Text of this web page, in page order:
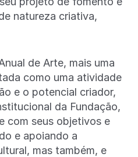
natureza criativa,
de Arte, mais uma
como uma atividade
e o potencial criador,
da Fundação,
com seus objetivos e
e apoiando a
mas também, e